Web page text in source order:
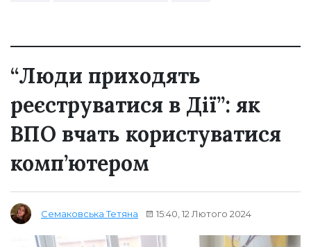
“Люди приходять
реєструватися в Дії”: як
ВПО вчать користуватися
комп’ютером
Семаковська Тетяна 15:40, 12 Лютого 2024